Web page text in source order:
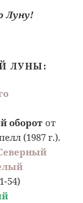
Луну!
ЛУНЫ:
оборотот
(1987 г.).
54)